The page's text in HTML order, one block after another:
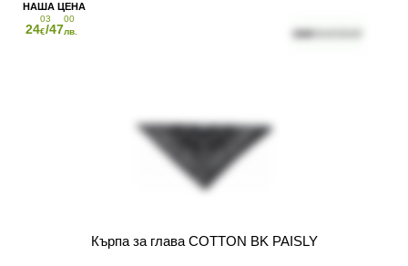
24
03
€/47
00
лв.
Кърпа за глава COTTON BK PAISLY